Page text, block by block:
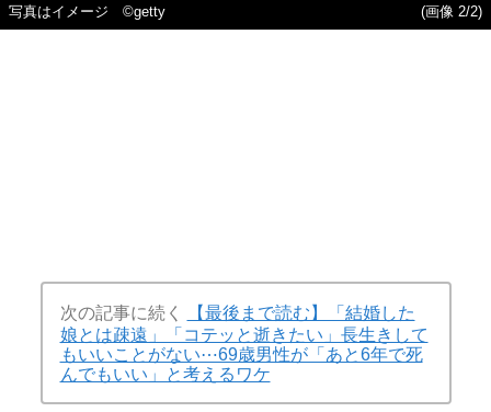
写真はイメージ ©getty (画像 2/2)
次の記事に続く
【最後まで読む】「結婚した
娘とは疎遠」「コテッと逝きたい」長生きして
もいいことがない⋯69歳男性が「あと6年で死
んでもいい」と考えるワケ